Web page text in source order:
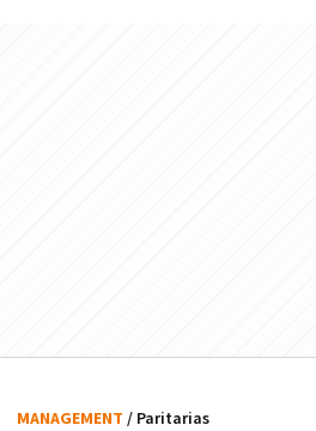
MANAGEMENT / Paritarias